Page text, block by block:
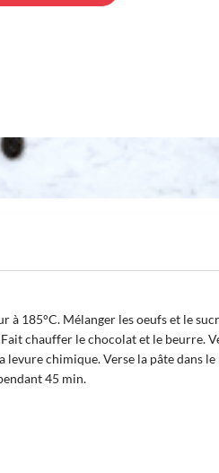
à 185°C. Mélanger les oeufs et le
chauffer le chocolat et le beurre.
levure chimique. Verse la pâte dans le
45 min.